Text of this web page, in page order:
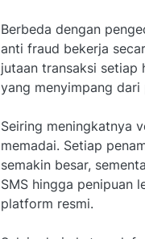
Berbeda dengan
anti fraud bekerja
jutaan transaksi setiap
yang menyimpang dari
Seiring meningkatnya
memadai. Setiap
semakin besar,
SMS hingga penipuan
platform resmi.